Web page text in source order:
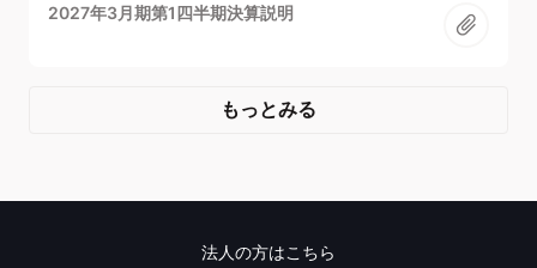
2027年3月期第1四半期決算説明
もっとみる
法人の方はこちら